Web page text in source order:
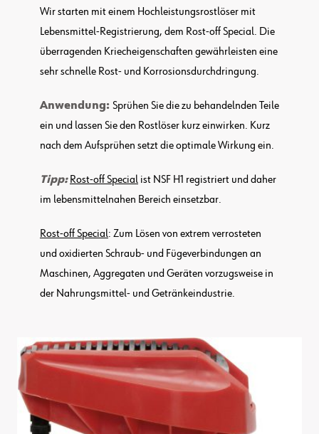
Wir starten mit einem Hochleistungsrostlöser mit
Lebensmittel-Registrierung, dem Rost-off Special. Die
überragenden Kriecheigenschaften gewährleisten eine
sehr schnelle Rost- und Korrosionsdurchdringung.
Anwendung: Sprühen Sie die zu behandelnden Teile
ein und lassen Sie den Rostlöser kurz einwirken. Kurz
nach dem Aufsprühen setzt die optimale Wirkung ein.
Tipp: Rost-off Special ist NSF H1 registriert und daher
im lebensmittelnahen Bereich einsetzbar.
Rost-off Special: Zum Lösen von extrem verrosteten
und oxidierten Schraub- und Fügeverbindungen an
Maschinen, Aggregaten und Geräten vorzugsweise in
der Nahrungsmittel- und Getränkeindustrie.